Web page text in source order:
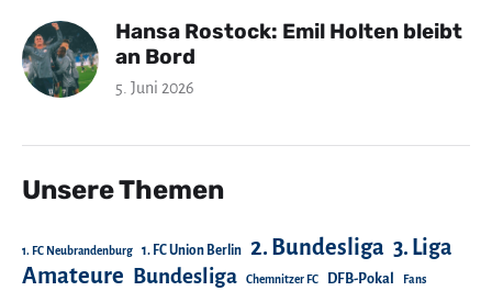
Hansa Rostock: Emil Holten bleibt
an Bord
5. Juni 2026
Unsere Themen
1. FC Neubrandenburg 1. FC Union Berlin 2. Bundesliga 3. Liga
Amateure Bundesliga Chemnitzer FC DFB-Pokal Fans